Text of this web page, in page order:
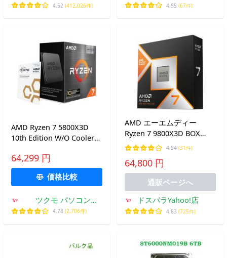
4.52 (412,026件) 4.55 (67件)
AMD Ryzen 7 5800X3D
10th Edition W/O Cooler
64,299 円
価格比較
ツクモ パソコン
Yahoo!店
4.78 (2,706件)
AMD エーエムディー
Ryzen 7 9800X3D BOX
【国内正規品】
4.94 (31件)
64,800 円
通販ページへ
ドスパラYahoo!店
4.83 (725件)